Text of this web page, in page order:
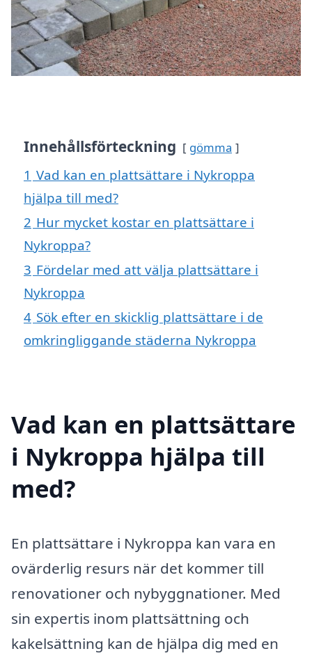
Innehållsförteckning gömma
1 Vad kan en plattsättare i Nykroppa
hjälpa till med?
2 Hur mycket kostar en plattsättare i
Nykroppa?
3 Fördelar med att välja plattsättare i
Nykroppa
4 Sök efter en skicklig plattsättare i de
omkringliggande städerna Nykroppa
Vad kan en plattsättare
i Nykroppa hjälpa till
med?
En plattsättare i Nykroppa kan vara en
ovärderlig resurs när det kommer till
renovationer och nybyggnationer. Med
sin expertis inom plattsättning och
kakelsättning kan de hjälpa dig med en